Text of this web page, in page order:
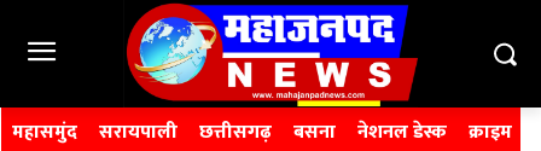
महासमुंद सरायपाली छत्तीसगढ़ बसना नेशनल डेस्क क्राइम